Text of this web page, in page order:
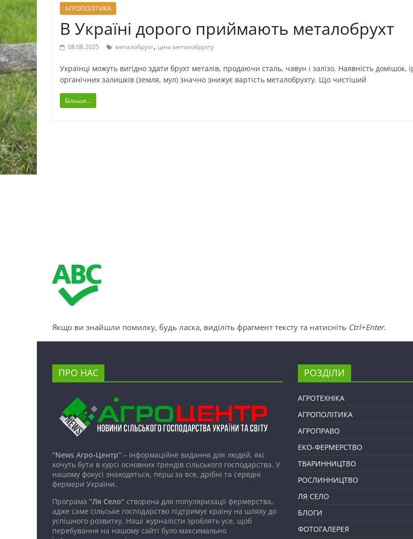
АГРОПОЛІТИКА
В Україні дорого приймають металобрухт
08.08.2025 металобрухт, ціна металобрухту
Українці можуть вигідно здати брухт металів, продаючи сталь, чавун і залізо. Наявність домішок,
органічних залишків (земля, мул) значно знижує вартість металобрухту. Що чистіший
Більше...
Якщо ви знайшли помилку, будь ласка, виділіть фрагмент тексту та натисніть Ctrl+Enter.
ПРО НАС
“News Агро-Центр” – інформаційне видання для людей, які
хочуть бути в курсі основних трендів сільського господарства. У
нашому фокусі знаходяться, перш за все, дрібні та середні
фермери України.
Програма “Ля Село” створена для популяризації фермерства,
адже саме сільське господарство підтримує країну на шляху до
успішного розвитку. Наші журналісти зроблять усе, щоб
перебування на нашому сайті було максимально
РОЗДІЛИ
АГРОТЕХНІКА
АГРОПОЛІТИКА
АГРОПРАВО
ЕКО-ФЕРМЕРСТВО
ТВАРИННИЦТВО
РОСЛИННИЦТВО
ЛЯ СЕЛО
БЛОГИ
ФОТОГАЛЕРЕЯ